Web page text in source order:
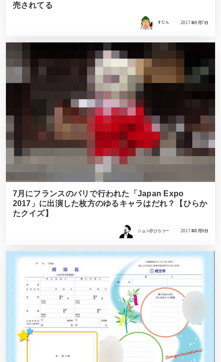
売されてる
すどん 2017年9月7日
7月にフランスのパリで行われた「Japan Expo
2017」に出演した枚方のゆるキャラはだれ？【ひらか
たクイズ】
シュン@ひらつー 2017年8月9日